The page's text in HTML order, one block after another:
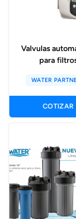
Valvulas
para
WATER
COTIZAR